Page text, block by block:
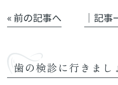
« 前の記事へ │記事
歯の検診に行きまし